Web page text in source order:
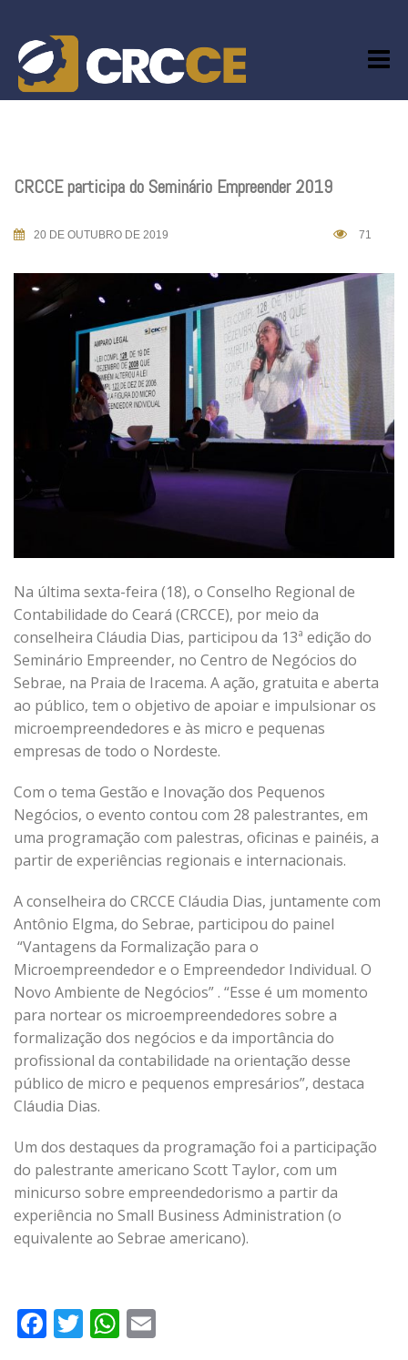
content
CRCCE participa do Seminário Empreender 2019
20 DE OUTUBRO DE 2019 71
Na última sexta-feira (18), o Conselho Regional de
Contabilidade do Ceará (CRCCE), por meio da
conselheira Cláudia Dias, participou da 13ª edição do
Seminário Empreender, no Centro de Negócios do
Sebrae, na Praia de Iracema. A ação, gratuita e aberta
ao público, tem o objetivo de apoiar e impulsionar os
microempreendedores e às micro e pequenas
empresas de todo o Nordeste.
Com o tema Gestão e Inovação dos Pequenos
Negócios, o evento contou com 28 palestrantes, em
uma programação com palestras, oficinas e painéis, a
partir de experiências regionais e internacionais.
A conselheira do CRCCE Cláudia Dias, juntamente com
Antônio Elgma, do Sebrae, participou do painel
“Vantagens da Formalização para o
Microempreendedor e o Empreendedor Individual. O
Novo Ambiente de Negócios” . “Esse é um momento
para nortear os microempreendedores sobre a
formalização dos negócios e da importância do
profissional da contabilidade na orientação desse
público de micro e pequenos empresários”, destaca
Cláudia Dias.
Um dos destaques da programação foi a participação
do palestrante americano Scott Taylor, com um
minicurso sobre empreendedorismo a partir da
experiência no Small Business Administration (o
equivalente ao Sebrae americano).
Facebook
TwitterWhatsApp